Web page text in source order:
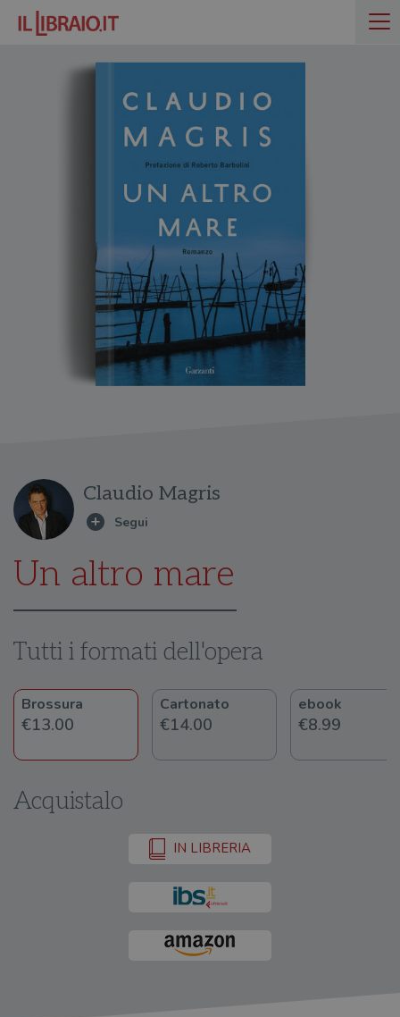
Claudio Magris
Un altro mare
Tutti i formati dell'opera
Brossura
€13.00
Cartonato
€14.00
ebook
€8.99
Acquistalo
IN LIBRERIA